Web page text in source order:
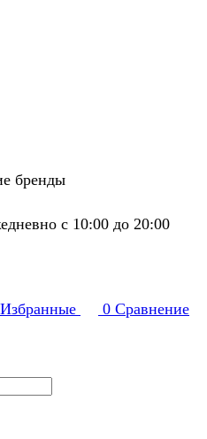
бренды
с 10:00 до 20:00
Избранные 0 Сравнение